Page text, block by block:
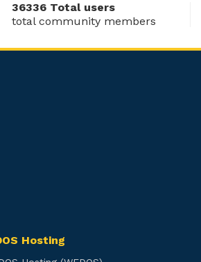
36336 Total users
total community members
Hosting